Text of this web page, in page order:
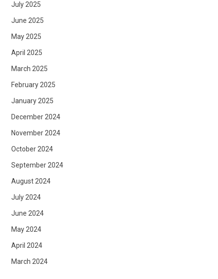
July 2025
June 2025
May 2025
April 2025
March 2025
February 2025
January 2025
December 2024
November 2024
October 2024
September 2024
August 2024
July 2024
June 2024
May 2024
April 2024
March 2024